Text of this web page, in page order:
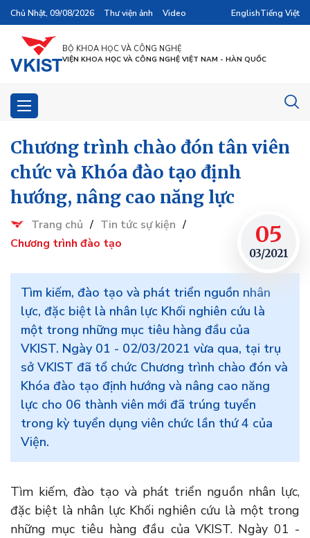
Chủ Nhật, 09/08/2026 Thư viện ảnh Video EnglishTiếng Việt
BỘ KHOA HỌC VÀ CÔNG NGHỆ
VIỆN KHOA HỌC VÀ CÔNG NGHỆ VIỆT NAM - HÀN QUỐC
05
03/2021
Chương trình chào đón tân viên
chức và Khóa đào tạo định
hướng, nâng cao năng lực
Trang chủ / Tin tức sự kiện /
Chương trình đào tạo
Tìm kiếm, đào tạo và phát triển nguồn nhân
lực, đặc biệt là nhân lực Khối nghiên cứu là
một trong những mục tiêu hàng đầu của
VKIST. Ngày 01 - 02/03/2021 vừa qua, tại trụ
sở VKIST đã tổ chức Chương trình chào đón và
Khóa đào tạo định hướng và nâng cao năng
lực cho 06 thành viên mới đã trúng tuyển
trong kỳ tuyển dụng viên chức lần thứ 4 của
Viện.
Tìm kiếm, đào tạo và phát triển nguồn nhân lực,
đặc biệt là nhân lực Khối nghiên cứu là một trong
những mục tiêu hàng đầu của VKIST. Ngày 01 -